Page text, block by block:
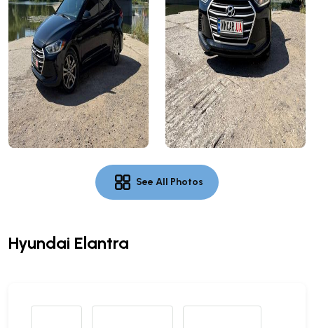
See All Photos
Hyundai Elantra